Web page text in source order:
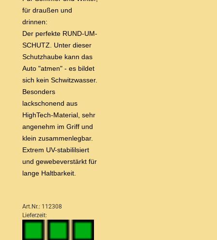
für draußen und
drinnen:
Der perfekte RUND-UM-
SCHUTZ. Unter dieser
Schutzhaube kann das
Auto "atmen" - es bildet
sich kein Schwitzwasser.
Besonders
lackschonend aus
HighTech-Material, sehr
angenehm im Griff und
klein zusammenlegbar.
Extrem UV-stabililsiert
und gewebeverstärkt für
lange Haltbarkeit.
Art.Nr.: 112308
Lieferzeit: